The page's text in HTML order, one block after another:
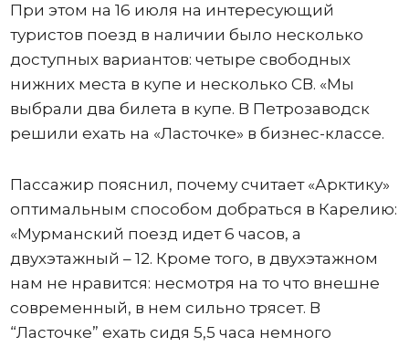
При этом на 16 июля на интересующий
туристов поезд в наличии было несколько
доступных вариантов: четыре свободных
нижних места в купе и несколько СВ. «Мы
выбрали два билета в купе. В Петрозаводск
решили ехать на «Ласточке» в бизнес-классе.
Пассажир пояснил, почему считает «Арктику»
оптимальным способом добраться в Карелию:
«Мурманский поезд идет 6 часов, а
двухэтажный – 12. Кроме того, в двухэтажном
нам не нравится: несмотря на то что внешне
современный, в нем сильно трясет. В
“Ласточке” ехать сидя 5,5 часа немного